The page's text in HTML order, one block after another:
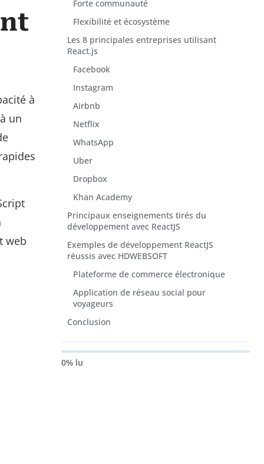
à
un
web
Forte communauté
Flexibilité et écosystème
Les 8 principales entreprises utilisant
React.js
Facebook
Instagram
Airbnb
Netflix
WhatsApp
Uber
Dropbox
Khan Academy
Principaux enseignements tirés du
développement avec ReactJS
Exemples de développement ReactJS
réussis avec HDWEBSOFT
Plateforme de commerce électronique
Application de réseau social pour
voyageurs
Conclusion
0% lu